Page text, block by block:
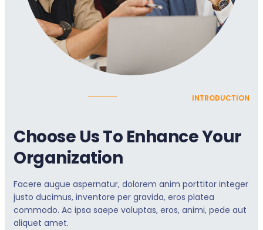
INTRODUCTION
Choose Us To Enhance Your
Organization
Facere augue aspernatur, dolorem anim porttitor integer
justo ducimus, inventore per gravida, eros platea
commodo. Ac ipsa saepe voluptas, eros, animi, pede aut
aliquet amet.